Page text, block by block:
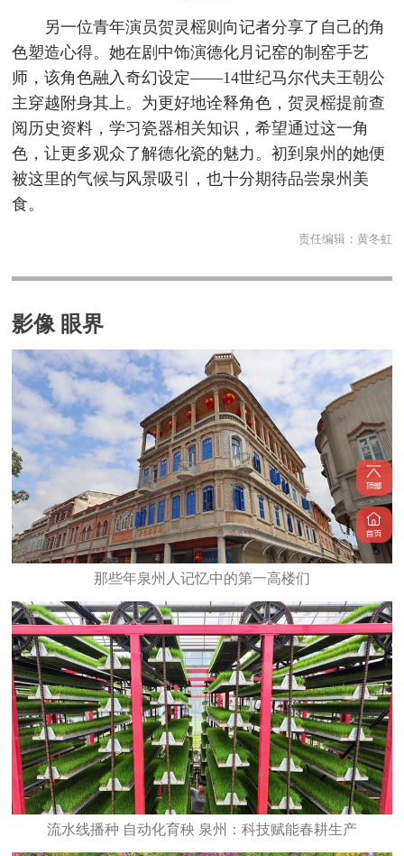
另一位青年演员贺灵榣则向记者分享了自己的角
色塑造心得。她在剧中饰演德化月记窑的制窑手艺
师，该角色融入奇幻设定——14世纪马尔代夫王朝公
主穿越附身其上。为更好地诠释角色，贺灵榣提前查
阅历史资料，学习瓷器相关知识，希望通过这一角
色，让更多观众了解德化瓷的魅力。初到泉州的她便
被这里的气候与风景吸引，也十分期待品尝泉州美
食。
责任编辑： 黄冬虹
影像 眼界
那些年泉州人记忆中的第一高楼们
流水线播种 自动化育秧 泉州：科技赋能春耕生产